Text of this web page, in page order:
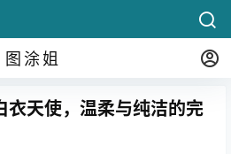
图涂姐
衣天使，温柔与纯洁的完